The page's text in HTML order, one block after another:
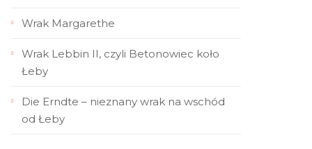
Wrak Margarethe
Wrak Lebbin II, czyli Betonowiec koło
Łeby
Die Erndte – nieznany wrak na wschód
od Łeby